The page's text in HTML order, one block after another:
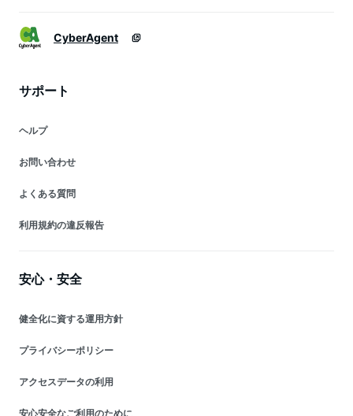
CyberAgent
サポート
ヘルプ
お問い合わせ
よくある質問
利用規約の違反報告
安心・安全
健全化に資する運用方針
プライバシーポリシー
アクセスデータの利用
安心安全なご利用のために